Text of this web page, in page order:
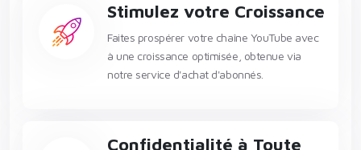
Stimulez votre Croissance
Faites prospérer votre chaîne YouTube avec
à une croissance optimisée, obtenue via
notre service d'achat d'abonnés.
Confidentialité à Toute